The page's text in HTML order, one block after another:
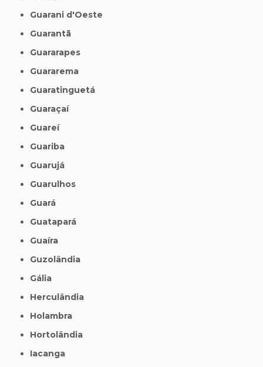
Guarani d'Oeste
Guarantã
Guararapes
Guararema
Guaratinguetá
Guaraçaí
Guareí
Guariba
Guarujá
Guarulhos
Guará
Guatapará
Guaíra
Guzolândia
Gália
Herculândia
Holambra
Hortolândia
Iacanga